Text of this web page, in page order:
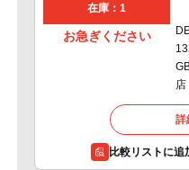
在庫：1
お急ぎください
店
詳
比較リストに追